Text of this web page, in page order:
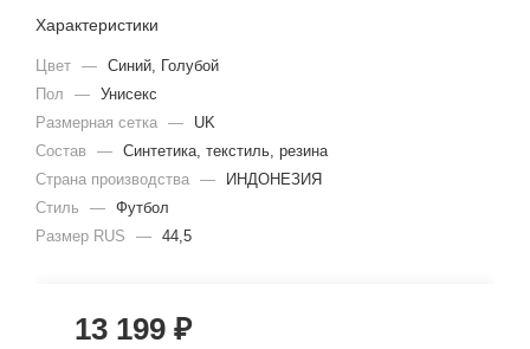
Характеристики
Цвет — Синий, Голубой
Пол
— Унисекс
Размерная сетка —
UK
Состав
— Синтетика, текстиль, резина
Страна производства —
ИНДОНЕЗИЯ
Стиль
— Футбол
Размер RUS
— 44,5
13 199 ₽